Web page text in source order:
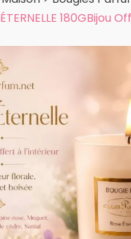
ÉTERNELLE 180GBijou